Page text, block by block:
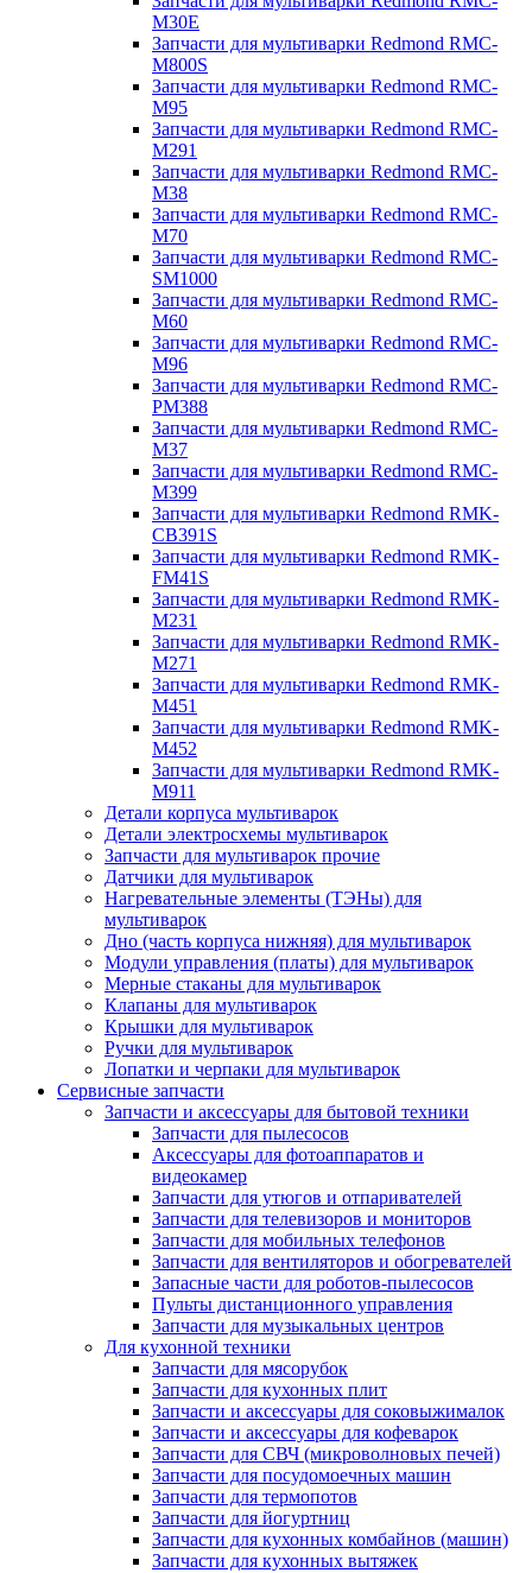
M30E
Запчасти для мультиварки Redmond RMC-
M800S
Запчасти для мультиварки Redmond RMC-
M95
Запчасти для мультиварки Redmond RMC-
M291
Запчасти для мультиварки Redmond RMC-
M38
Запчасти для мультиварки Redmond RMC-
M70
Запчасти для мультиварки Redmond RMC-
SM1000
Запчасти для мультиварки Redmond RMC-
M60
Запчасти для мультиварки Redmond RMC-
M96
Запчасти для мультиварки Redmond RMC-
PM388
Запчасти для мультиварки Redmond RMC-
M37
Запчасти для мультиварки Redmond RMC-
M399
Запчасти для мультиварки Redmond RMK-
CB391S
Запчасти для мультиварки Redmond RMK-
FM41S
Запчасти для мультиварки Redmond RMK-
M231
Запчасти для мультиварки Redmond RMK-
M271
Запчасти для мультиварки Redmond RMK-
M451
Запчасти для мультиварки Redmond RMK-
M452
Запчасти для мультиварки Redmond RMK-
M911
Детали корпуса мультиварок
Детали электросхемы мультиварок
Запчасти для мультиварок прочие
Датчики для мультиварок
Нагревательные элементы (ТЭНы) для
мультиварок
Дно (часть корпуса нижняя) для мультиварок
Модули управления (платы) для мультиварок
Мерные стаканы для мультиварок
Клапаны для мультиварок
Крышки для мультиварок
Ручки для мультиварок
Лопатки и черпаки для мультиварок
Сервисные запчасти
Запчасти и аксессуары для бытовой техники
Запчасти для пылесосов
Аксессуары для фотоаппаратов и
видеокамер
Запчасти для утюгов и отпаривателей
Запчасти для телевизоров и мониторов
Запчасти для мобильных телефонов
Запчасти для вентиляторов и обогревателей
Запасные части для роботов-пылесосов
Пульты дистанционного управления
Запчасти для музыкальных центров
Для кухонной техники
Запчасти для мясорубок
Запчасти для кухонных плит
Запчасти и аксессуары для соковыжималок
Запчасти и аксессуары для кофеварок
Запчасти для СВЧ (микроволновых печей)
Запчасти для посудомоечных машин
Запчасти для термопотов
Запчасти для йогуртниц
Запчасти для кухонных комбайнов (машин)
Запчасти для кухонных вытяжек